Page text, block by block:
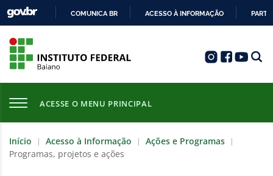
COMUNICA BR ACESSO À INFORMAÇÃO
ACESSE O MENU PRINCIPAL
Início | Acesso à Informação | Ações e Programas |
Programas, projetos e ações